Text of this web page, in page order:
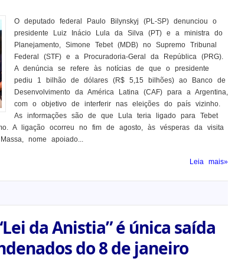
O deputado federal Paulo Bilynskyj (PL-SP) denunciou o
presidente Luiz Inácio Lula da Silva (PT) e a ministra do
Planejamento, Simone Tebet (MDB) no Supremo Tribunal
Federal (STF) e a Procuradoria-Geral da República (PRG).
A denúncia se refere às notícias de que o presidente
pediu 1 bilhão de dólares (R$ 5,15 bilhões) ao Banco de
Desenvolvimento da América Latina (CAF) para a Argentina,
com o objetivo de interferir nas eleições do país vizinho.
As informações são de que Lula teria ligado para Tebet
A ligação ocorreu no fim de agosto, às vésperas da visita
nome apoiado...
Leia mais»
da Anistia” é única saída
do 8 de janeiro